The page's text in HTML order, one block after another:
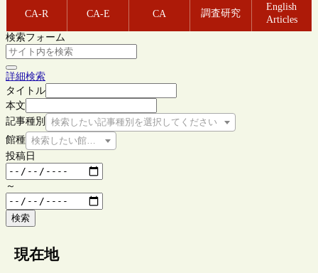
CA-R CA-E CA 調査研究
English
Articles
検索フォーム
詳細検索
タイトル
本文
記事種別
検索したい記事種別を選択してください
館種 検索したい館種を選択してください
投稿日
～
検索
現在地